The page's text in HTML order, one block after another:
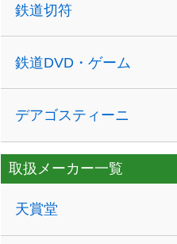
鉄道切符
鉄道DVD・ゲーム
デアゴスティーニ
取扱メーカー一覧
天賞堂